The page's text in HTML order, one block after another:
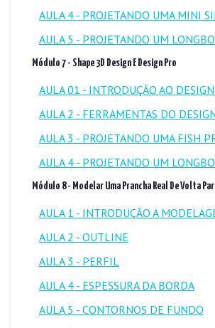
AULA 4 - PROJETANDO UMA MINI
AULA 5 - PROJETANDO UM
Módulo 7 - Shape 3D Design E Design Pro
AULA 01 - INTRODUÇÃO AO
AULA 2 - FERRAMENTAS DO
AULA 3 - PROJETANDO UMA FISH
AULA 4 - PROJETANDO UM
Módulo 8 - Modelar Uma Prancha Real De Volta
AULA 1 - INTRODUÇÃO A
AULA 2 - OUTLINE
AULA 3 - PERFIL
AULA 4 - ESPESSURA DA BORDA
AULA 5 - CONTORNOS DE FUNDO